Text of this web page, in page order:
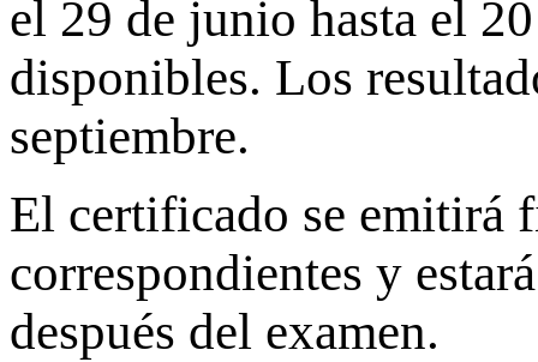
el 29 de junio hasta el
disponibles. Los
septiembre.
El certificado se emitirá
correspondientes y
después del examen.